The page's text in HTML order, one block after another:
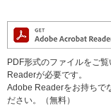
PDF形式のファイルをご
Readerが必要です。
Adobe Readerをお持ちで
ださい。（無料）